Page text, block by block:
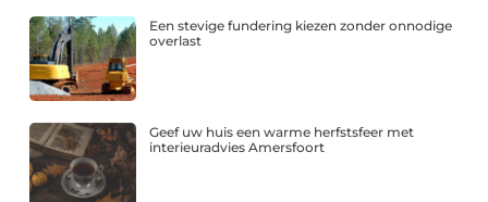
Een stevige fundering kiezen zonder onnodige
overlast
Geef uw huis een warme herfstsfeer met
interieuradvies Amersfoort